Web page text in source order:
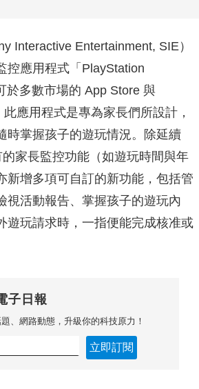
Interactive Entertainment, SIE）
控應用程式「PlayStation
於多數市場的 App Store 與
應用程式是專為家長們所設計，
時掌握孩子的遊玩情況。除延續
家長監控功能（如遊玩時間與年
新增多項可自訂的新功能，包括管
視活動報告、掌握孩子的遊玩內
遊玩請求時，一指便能完成核准或
子日報
、網路動態，升級你的科技原力！
立即訂閱